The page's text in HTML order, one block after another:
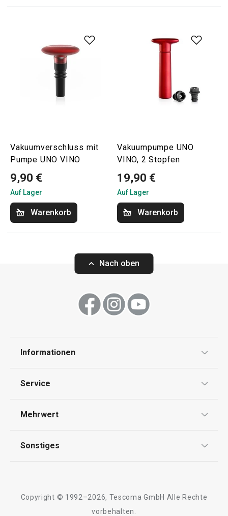
Vakuumverschluss mit
Pumpe UNO VINO
9,90 €
Auf Lager
Warenkorb
Vakuumpumpe UNO
VINO, 2 Stopfen
19,90 €
Auf Lager
Warenkorb
Nach oben
Informationen
Impressum
Service
Kontaktformular
Mehrwert
Qualität
Sonstiges
Copyright © 1992–2026, Tescoma GmbH Alle Rechte
vorbehalten.